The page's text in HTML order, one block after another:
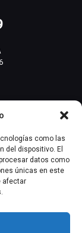
como las
del dispositivo. El
datos como
únicas en este
afectar